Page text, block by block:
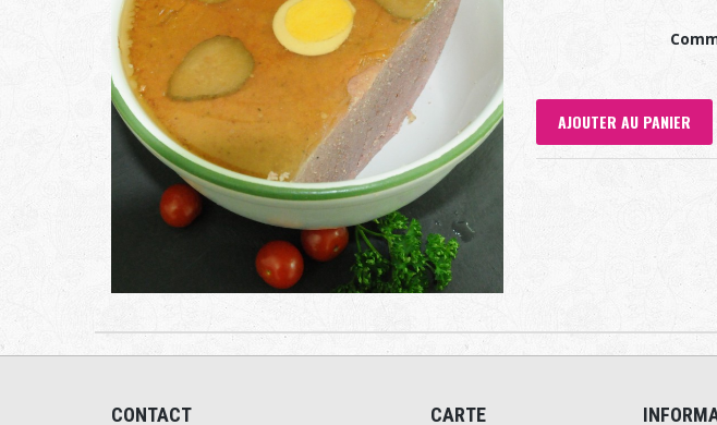
AJOUTER AU PANIER
CONTACT CARTE